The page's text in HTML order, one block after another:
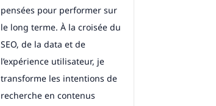
pensées pour performer sur
le long terme. À la croisée du
SEO, de la data et de
l’expérience utilisateur, je
transforme les intentions de
recherche en contenus